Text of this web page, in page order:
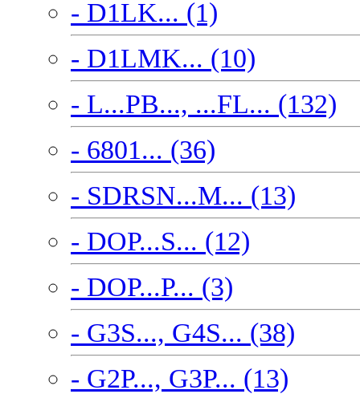
- D1LK... (1)
- D1LMK... (10)
- L...PB..., ...FL... (132)
- 6801... (36)
- SDRSN...M... (13)
- DOP...S... (12)
- DOP...P... (3)
- G3S..., G4S... (38)
- G2P..., G3P... (13)